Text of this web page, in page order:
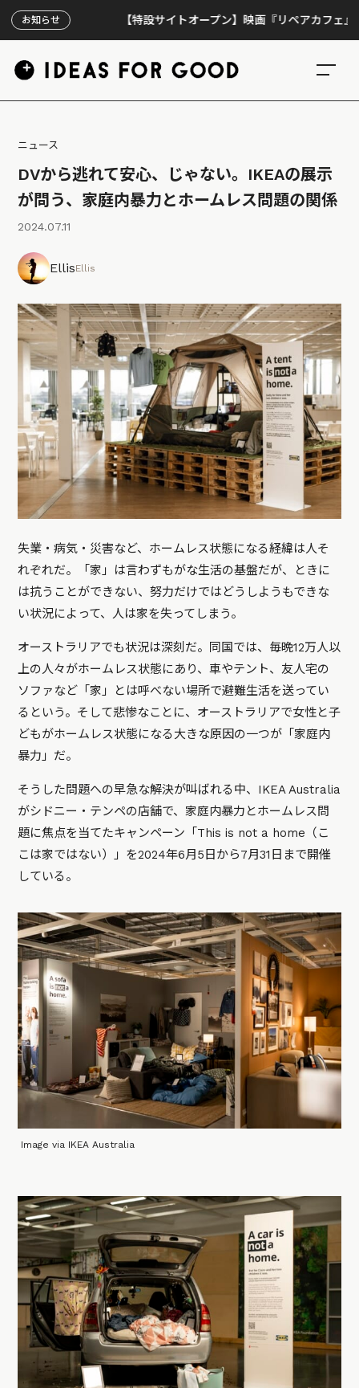
お知らせ 【特設サイトオープン】映画『リペアカフェ』、上映
ニュース
DVから逃れて安心、じゃない。IKEAの展示
が問う、家庭内暴力とホームレス問題の関係
2024.07.11
EllisEllis
失業・病気・災害など、ホームレス状態になる経緯は人そ
れぞれだ。「家」は言わずもがな生活の基盤だが、ときに
は抗うことができない、努力だけではどうしようもできな
い状況によって、人は家を失ってしまう。
オーストラリアでも状況は深刻だ。同国では、毎晩12万人以
上の人々がホームレス状態にあり、車やテント、友人宅の
ソファなど「家」とは呼べない場所で避難生活を送ってい
るという。そして悲惨なことに、オーストラリアで女性と子
どもがホームレス状態になる大きな原因の一つが「家庭内
暴力」だ。
そうした問題への早急な解決が叫ばれる中、IKEA Australia
がシドニー・テンペの店舗で、家庭内暴力とホームレス問
題に焦点を当てたキャンペーン「This is not a home（こ
こは家ではない）」を2024年6月5日から7月31日まで開催
している。
Image via IKEA Australia